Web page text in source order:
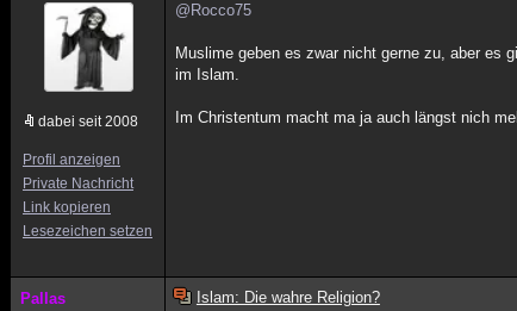
dabei seit 2008
Profil anzeigen
Private Nachricht
Link kopieren
Lesezeichen setzen
@Rocco75
Muslime geben es zwar nicht gerne zu, aber es
im Islam.
Im Christentum macht ma ja auch längst nich
Pallas Islam: Die wahre Religion?